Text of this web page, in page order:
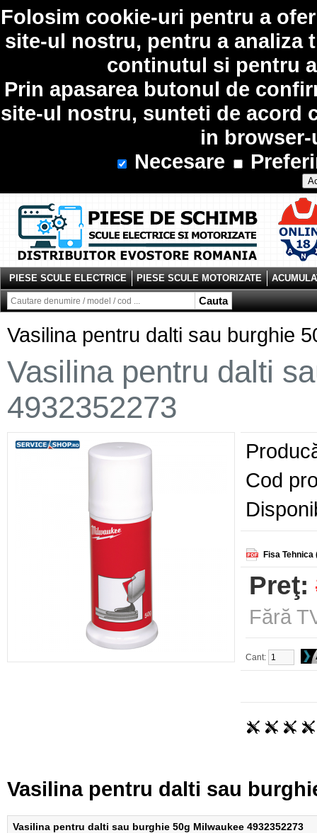
Folosim cookie-uri pentru a
site-ul nostru, pentru a analiza
continutul si pentru
Prin apasarea butonul de
site-ul nostru, sunteti de acord
in
Necesare
Cauta
PIESE SCULE ELECTRICE PIESE SCULE MOTORIZATE
Vasilina pentru dalti sau burghie
Vasilina pentru dalti
4932352273
Cod
Fisa Tehnica
Preţ:
Fără
Cant:
Vasilina pentru dalti sau
Vasilina pentru dalti sau burghie 50g Milwaukee 4932352273